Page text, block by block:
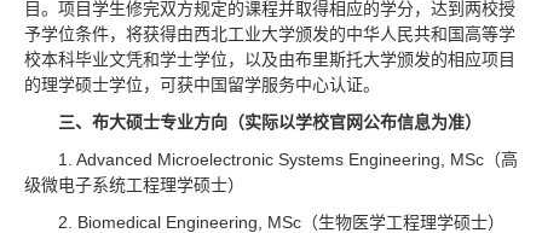
目。项目学生修完双方规定的课程并取得相应的学分，达到两校授
予学位条件，将获得由西北工业大学颁发的中华人民共和国高等学
校本科毕业文凭和学士学位，以及由布里斯托大学颁发的相应项目
的理学硕士学位，可获中国留学服务中心认证。
三、布大硕士专业方向（实际以学校官网公布信息为准）
1. Advanced Microelectronic Systems Engineering, MSc（高
级微电子系统工程理学硕士）
2. Biomedical Engineering, MSc（生物医学工程理学硕士）